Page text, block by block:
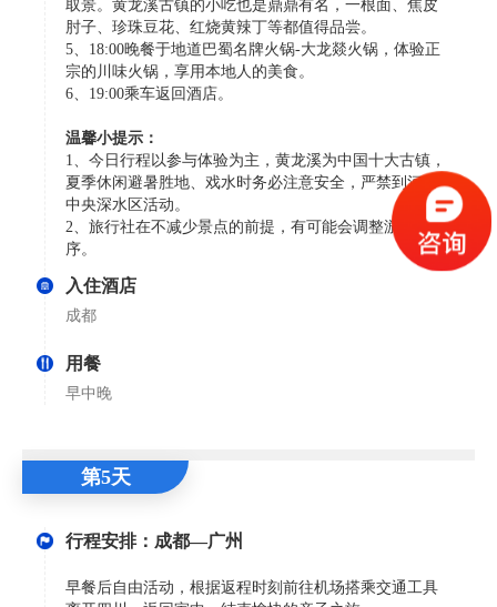
取景。黄龙溪古镇的小吃也是鼎鼎有名，一根面、焦皮
肘子、珍珠豆花、红烧黄辣丁等都值得品尝。
5、18:00晚餐于地道巴蜀名牌火锅-大龙燚火锅，体验正
宗的川味火锅，享用本地人的美食。
6、19:00乘车返回酒店。
温馨小提示：
1、今日行程以参与体验为主，黄龙溪为中国十大古镇，
夏季休闲避暑胜地、戏水时务必注意安全，严禁到河道
中央深水区活动。
2、旅行社在不减少景点的前提，有可能会调整游览顺
序。
入住酒店
成都
用餐
早中晚
第5天
行程安排：成都—广州
早餐后自由活动，根据返程时刻前往机场搭乘交通工具